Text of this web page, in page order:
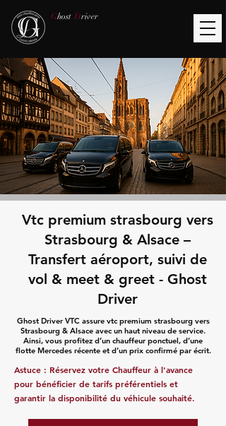
Ghost Driver
Vtc premium strasbourg vers
Strasbourg & Alsace –
Transfert aéroport, suivi de
vol & meet & greet - Ghost
Driver
Ghost Driver VTC assure vtc premium strasbourg vers
Strasbourg & Alsace avec un haut niveau de service.
Ainsi, vous profitez d’un chauffeur ponctuel, d’une
flotte Mercedes récente et d’un prix confirmé par écrit.
Astuce : Réservez votre Chauffeur à l'avance
pour bénéficier de tarifs préférentiels et
garantir la disponibilité du véhicule souhaité.